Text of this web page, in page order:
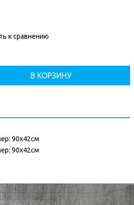
к сравнению
В КОРЗИНУ
90х42см
90х42см